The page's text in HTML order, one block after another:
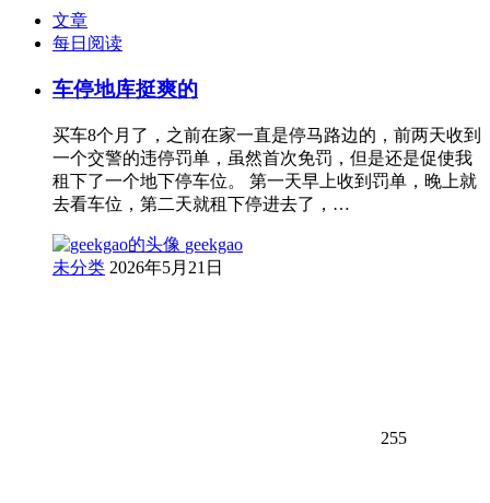
文章
每日阅读
车停地库挺爽的
买车8个月了，之前在家一直是停马路边的，前两天收到
一个交警的违停罚单，虽然首次免罚，但是还是促使我
租下了一个地下停车位。 第一天早上收到罚单，晚上就
去看车位，第二天就租下停进去了，…
geekgao
未分类 2026年5月21日
255